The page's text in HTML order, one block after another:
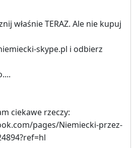
właśnie TERAZ. Ale nie kupuj
skype.pl i odbierz
ciekawe rzeczy:
pages/Niemiecki-przez-